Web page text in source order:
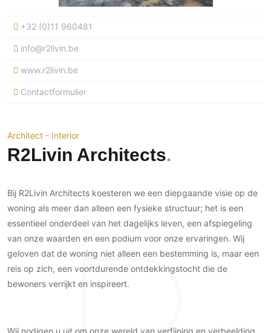
Woondecoratie
Bedden
Meubels
Glas
Interieurbouw
Keuken
Keukens
Keukenbladen
Keukenaccessoires
Ramen en deuren
Buitendeuren
Vouwwanden
Garagedeuren
Zonwering
Buitenshutters
Overig
Autolift
3D visualisaties
Gevel
Gevelbekleding
Gevelstenen
Stucwerk
Tuinmeubelen
Tuinverlichting
Omheining
Hekwerken en poorten
Tuin wellness
Buitenvloeren
Houten buitenvloeren
Natuursteen en keramiek
buitenvloeren
Vlonders
Zonwering
Kinderkamer
Serre/Veranda
Slaapkamer
Wellness
Wijnkelder
Woonkamer
Bijgebouw / Poolhouse
Terrasoverkapping
Villa
Zwembad
+32 (0)11 960481
info@r2livin.be
www.r2livin.be
Contactformulier
Architect - Interior
R2Livin Architects
Bij R2Livin Architects koesteren we een diepgaande visie op de
woning als meer dan alleen een fysieke structuur; het is een
essentieel onderdeel van het dagelijks leven, een afspiegeling
van onze waarden en een podium voor onze ervaringen. Wij
geloven dat de woning niet alleen een bestemming is, maar een
reis op zich, een voortdurende ontdekkingstocht die de
bewoners verrijkt en inspireert.
Wij nodigen u uit om onze wereld van verfijning en verbeelding